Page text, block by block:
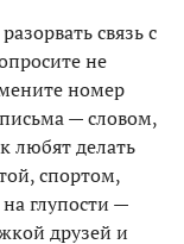
связь с
не
номер
— словом,
любят делать
спортом,
глупости —
друзей и